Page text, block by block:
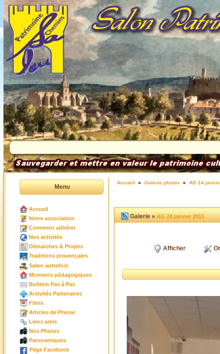
Menu
Accueil
Notre association
Comment adhérer
Nos activités
Démarches & Projets
Traditions provençales
Salon autrefois
Moments pédagogiques
Bulletin Pas à Pas
Activités Partenaires
Films
Articles de Presse
Liens amis
Nos Photos
Panoramiques
Page Facebook
Accueil Galerie photos AG 24
Galerie »AG 24 janvier 2015
Afficher